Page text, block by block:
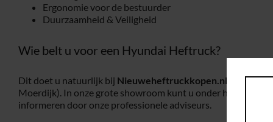
Ergonomie voor de bestuurder
Duurzaamheid & Veiligheid
Wie belt u voor een Hyundai Heftruck?
Dit doet u natuurlijk bij Nieuweheftruckkopen.nl,
Moerdijk). In onze grote showroom kunt u onder het genot
informeren door onze professionele adviseurs.